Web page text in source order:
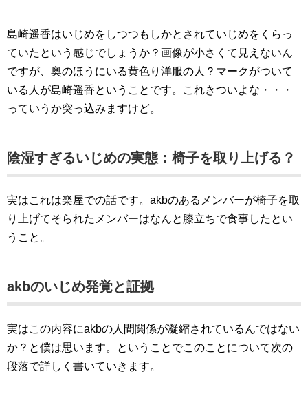
島崎遥香はいじめをしつつもしかとされていじめをくらっ
ていたという感じでしょうか？画像が小さくて見えないん
ですが、奥のほうにいる黄色り洋服の人？マークがついて
いる人が島崎遥香ということです。これきついよな・・・
っていうか突っ込みますけど。
陰湿すぎるいじめの実態：椅子を取り上げる？
実はこれは楽屋での話です。akbのあるメンバーが椅子を取
り上げてそられたメンバーはなんと膝立ちで食事したとい
うこと。
akbのいじめ発覚と証拠
実はこの内容にakbの人間関係が凝縮されているんではない
か？と僕は思います。ということでこのことについて次の
段落で詳しく書いていきます。